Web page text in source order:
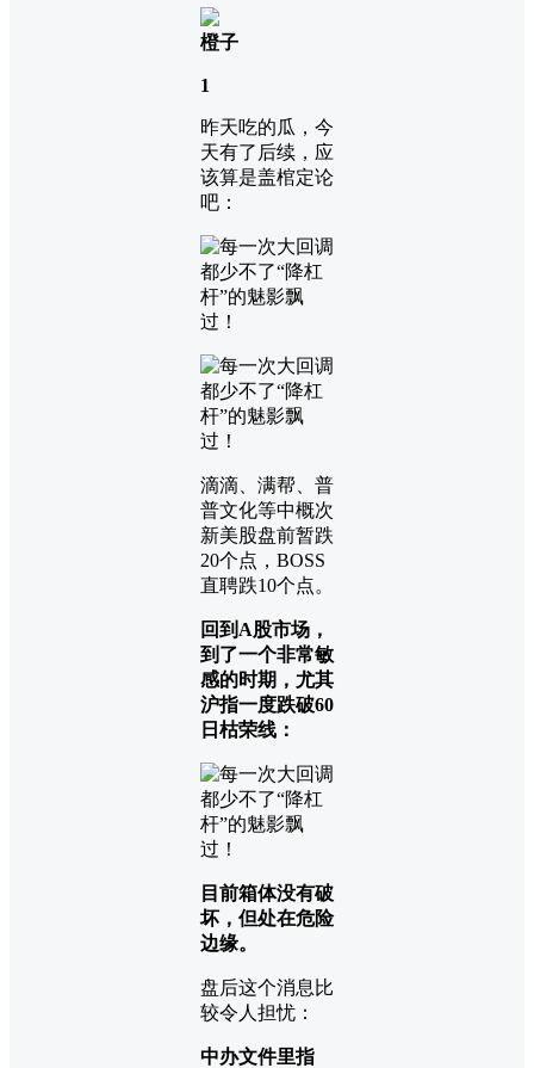
橙子
1
昨天吃的瓜，今
天有了后续，应
该算是盖棺定论
吧：
滴滴、满帮、普
普文化等中概次
新美股盘前暂跌
20个点，BOSS
直聘跌10个点。
回到A股市场，
到了一个非常敏
感的时期，尤其
沪指一度跌破60
日枯荣线：
目前箱体没有破
坏，但处在危险
边缘。
盘后这个消息比
较令人担忧：
中办文件里指